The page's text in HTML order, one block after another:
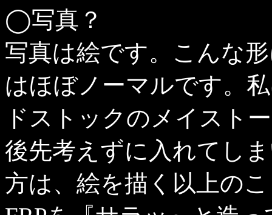
◯写真？
写真は絵です。こんな
はほぼノーマルです。
ドストックのメイスト
後先考えずに入れてし
方は、絵を描く以上の